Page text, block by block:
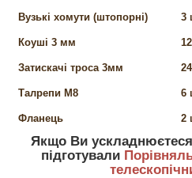
Вузькі хомути (штопорні) 3
Коуші 3 мм
Затискачі троса 3мм
Талрепи М8 6
Фланець 2
Якщо Ви
підготували